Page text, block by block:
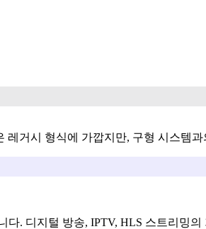
거시 형식에 가깝지만, 구형 시스템
다. 디지털 방송, IPTV, HLS 스트리밍